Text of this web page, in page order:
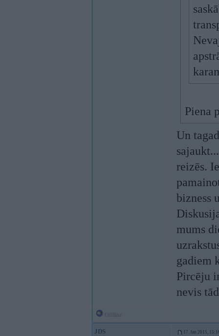
Piena
Un
reizēs.
bizness
mums
gadiem
Pircēju
nevis
JDS 17. Jan 2015,